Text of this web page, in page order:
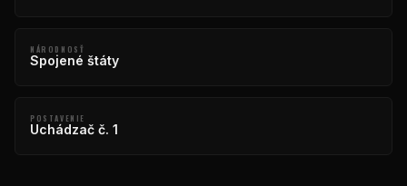
NÁRODNOSŤ
Spojené štáty
POSTAVENIE
Uchádzač č. 1